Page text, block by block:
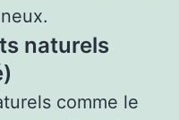
naturels
comme le